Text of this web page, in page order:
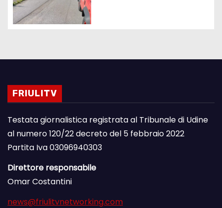
FRIULITV
Testata giornalistica registrata al Tribunale di Udine
al numero 120/22 decreto del 5 febbraio 2022
Partita Iva 03096940303
Direttore responsabile
Omar Costantini
news@friulitvnetworking.com